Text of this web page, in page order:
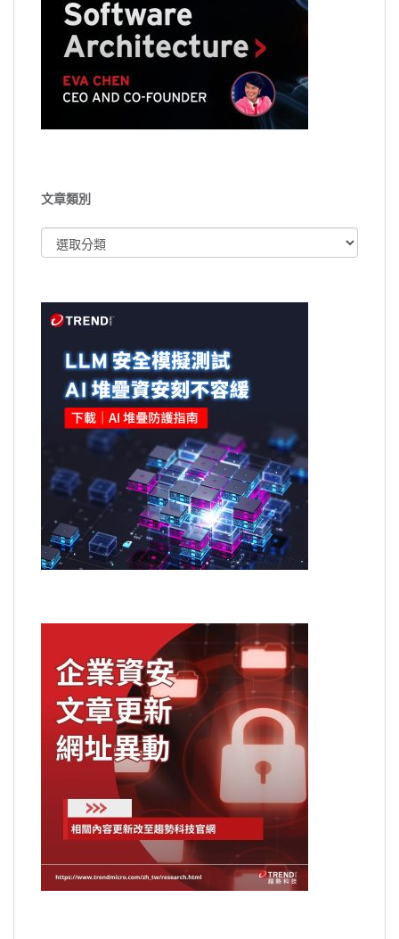
文章類別
章
別